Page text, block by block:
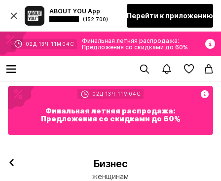
ABOUT YOU App
(152 700) Перейти к приложению
02 Д 13 Ч 10 М 59 С
Финальная летняя распродажа:
Предложения со скидками до 60%
02 Д 13 Ч 10 М 59 С
Финальная летняя распродажа:
Предложения со скидками до 60%
Бизнес
женщинам